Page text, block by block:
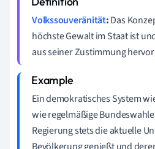
Volkssouveränität:Das
höchste Gewalt im Staat ist
aus seiner Zustimmung
Ein demokratisches System
wie regelmäßige
Regierung stets die aktuelle
Bevölkerung genießt und